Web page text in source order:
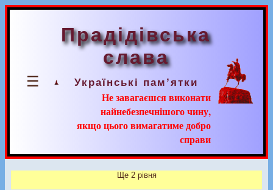
☰
Прадідівська
слава
Українські пам’ятки
Не завагаєшся виконати
найнебезпечнішого чину,
якщо цього вимагатиме добро
справи
Ще 2 рівня